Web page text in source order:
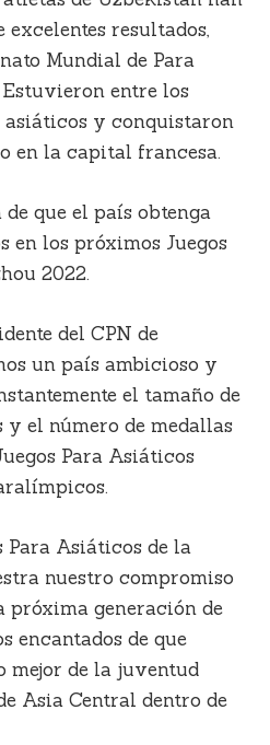
resultados,
Mundial de Para
entre los
y conquistaron
en la capital francesa.
que el país obtenga
en los próximos Juegos
2022.
del CPN de
un país ambicioso y
el tamaño de
y el número de medallas
Para Asiáticos
Para Asiáticos de la
nuestro compromiso
próxima generación de
encantados de que
mejor de la juventud
Asia Central dentro de